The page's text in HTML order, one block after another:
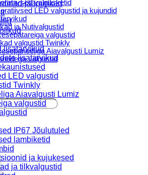
valgusketid
LED valgustid ja kujundid
ja Nutivalgustid
valgustid
valgustid Twinkly
Aiavalgusti Lumiz
valgustid
Lumiz
paigaldus
jääpurikad
lisatarvikud
lisatarvikud
LED valgustid
Twinkly
Aiavalgusti Lumiz
valgustid
IP67 Jõulutuled
lambiketid
ja kujukesed
ja tilkvalgustid